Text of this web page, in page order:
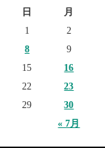
日 月
« 7月
1 2
8
9
15
16
22
23
29
30